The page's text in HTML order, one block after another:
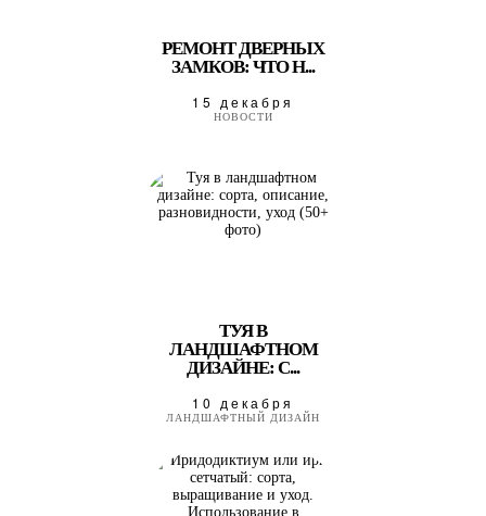
РЕМОНТ ДВЕРНЫХ
ЗАМКОВ: ЧТО Н...
15 декабря
НОВОСТИ
ТУЯ В
ЛАНДШАФТНОМ
ДИЗАЙНЕ: С...
10 декабря
ЛАНДШАФТНЫЙ ДИЗАЙН